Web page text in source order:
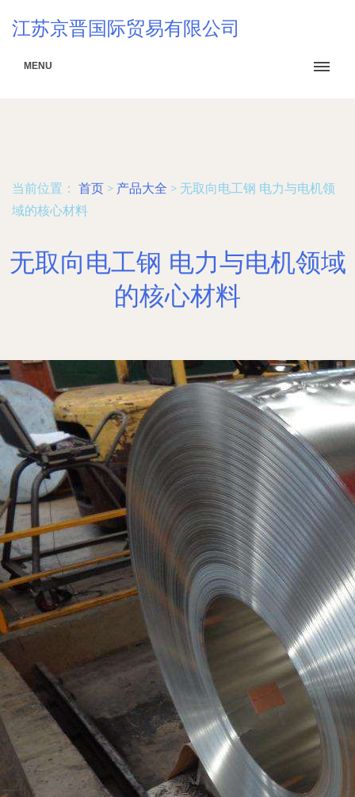
江苏京晋国际贸易有限公司
MENU
当前位置： 首页 > 产品大全 > 无取向电工钢 电力与电机领
域的核心材料
无取向电工钢 电力与电机领域
的核心材料